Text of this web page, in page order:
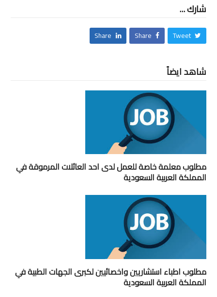
شارك ...
Tweet
Share
Share
شاهد ايضاً
مطلوب معلمة خاصة للعمل لدى احد العائلات المرموقة في
المملكة العربية السعودية
مطلوب اطباء استشاريين واخصائيين لكبرى الجهات الطبية في
المملكة العربية السعودية